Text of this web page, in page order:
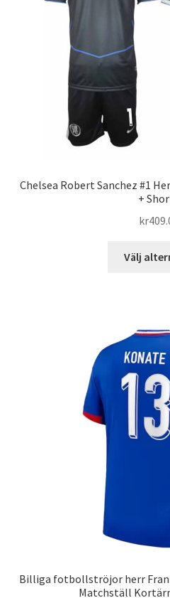
Chelsea Robert Sanchez #1
+
kr
Välj
Billiga fotbollströjor herr
Matchställ